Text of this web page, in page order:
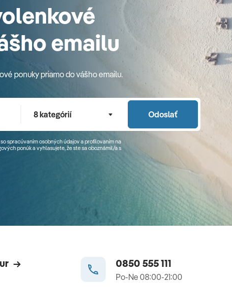
emailu
ponuky priamo do vášho emailu.
8 kategórií Odoslať
spracúvaním osobných údajov a profilovaním na
ponúk a vyhlasujete, že ste saoboznámil/as
0850 555 111
Po-Ne 08:00-21:00